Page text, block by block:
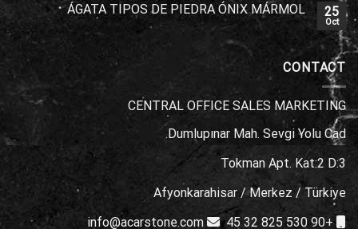
25
Oct
ÁGATA TIPOS DE PIEDRA ÓNIX MÁRMOL
CONTACT
CENTRAL OFFICE SALES MARKETING
Dumlupınar Mah. Sevgi Yolu Cad.
Tokman Apt. Kat:2 D:3
Afyonkarahisar / Merkez / Türkiye
+90 530 825 32 45
info@acarstone.com